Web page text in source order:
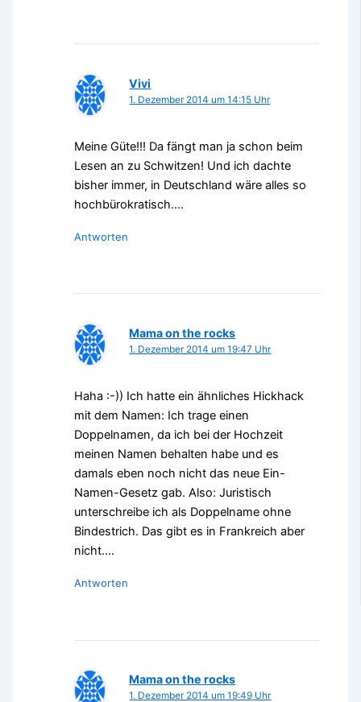
Vivi
1. Dezember 2014 um 14:15 Uhr
Meine Güte!!! Da fängt man ja schon beim
Lesen an zu Schwitzen! Und ich dachte
bisher immer, in Deutschland wäre alles so
hochbürokratisch….
Antworten
Mama on the rocks
1. Dezember 2014 um 19:47 Uhr
Haha :-)) Ich hatte ein ähnliches Hickhack
mit dem Namen: Ich trage einen
Doppelnamen, da ich bei der Hochzeit
meinen Namen behalten habe und es
damals eben noch nicht das neue Ein-
Namen-Gesetz gab. Also: Juristisch
unterschreibe ich als Doppelname ohne
Bindestrich. Das gibt es in Frankreich aber
nicht….
Antworten
Mama on the rocks
1. Dezember 2014 um 19:49 Uhr